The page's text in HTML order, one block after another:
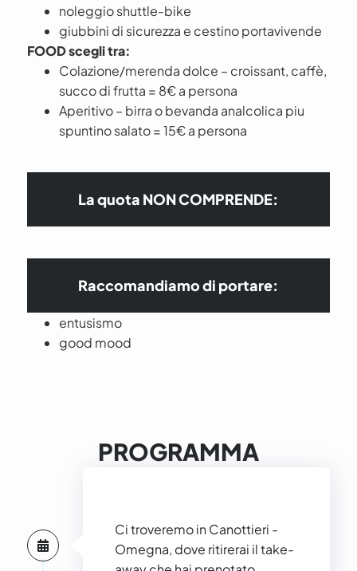
noleggio shuttle-bike
giubbini di sicurezza e cestino portavivende
FOOD scegli tra:
Colazione/merenda dolce – croissant, caffè,
succo di frutta = 8€ a persona
Aperitivo – birra o bevanda analcolica piu
spuntino salato = 15€ a persona
La quota NON COMPRENDE:
Raccomandiamo di portare:
entusismo
good mood
PROGRAMMA
Ci troveremo in Canottieri -
Omegna, dove ritirerai il take-